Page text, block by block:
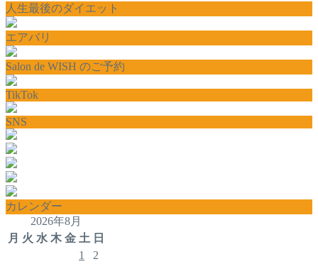
人生最後のダイエット
エアバリ
Salon de WISH のご予約
TikTok
SNS
カレンダー
2026年8月
月 火 水 木 金 土 日
1
2